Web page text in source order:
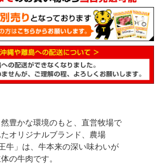
豊かな環境のもと、直営牧場で
オリジナルブランド、農場
牛」は、牛本来の深い味わいが
の牛肉です。